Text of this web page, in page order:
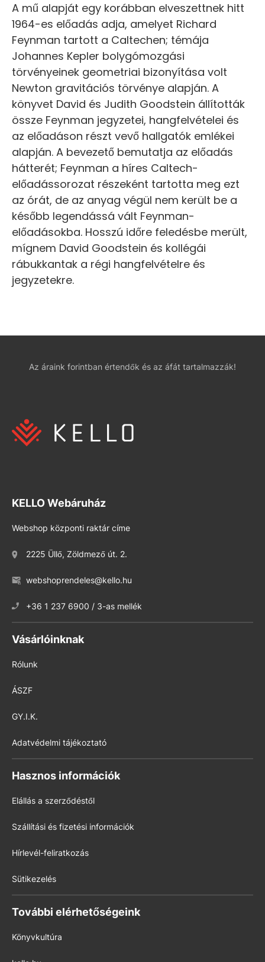
A mű alapját egy korábban elveszettnek hitt
1964-es előadás adja, amelyet Richard
Feynman tartott a Caltechen; témája
Johannes Kepler bolygómozgási
törvényeinek geometriai bizonyítása volt
Newton gravitációs törvénye alapján. A
könyvet David és Judith Goodstein állították
össze Feynman jegyzetei, hangfelvételei és
az előadáson részt vevő hallgatók emlékei
alapján. A bevezető bemutatja az előadás
hátterét; Feynman a híres Caltech-
előadássorozat részeként tartotta meg ezt
az órát, de az anyag végül nem került be a
később legendássá vált Feynman-
előadásokba. Hosszú időre feledésbe merült,
mígnem David Goodstein és kollégái
rábukkantak a régi hangfelvételre és
jegyzetekre.
Az áraink forintban értendők és az áfát tartalmazzák!
KELLO Webáruház
Webshop központi raktár címe
2225 Üllő, Zöldmező út. 2.
webshoprendeles@kello.hu
+36 1 237 6900 / 3-as mellék
Vásárlóinknak
Rólunk
ÁSZF
GY.I.K.
Adatvédelmi tájékoztató
Hasznos információk
Elállás a szerződéstől
Szállítási és fizetési információk
Hírlevél-feliratkozás
Sütikezelés
További elérhetőségeink
Könyvkultúra